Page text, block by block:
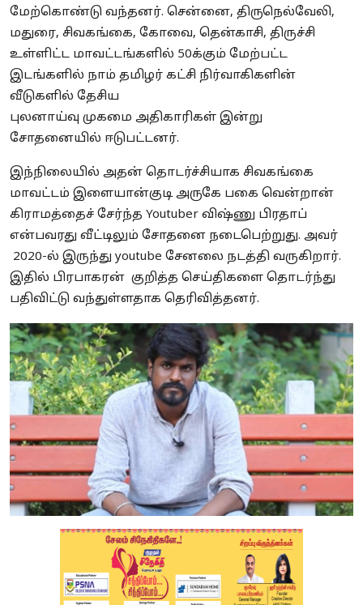
மேற்கொண்டு வந்தனர். சென்னை, திருநெல்வேலி,
மதுரை, சிவகங்கை, கோவை, தென்காசி, திருச்சி
உள்ளிட்ட மாவட்டங்களில் 50க்கும் மேற்பட்ட
இடங்களில் நாம் தமிழர் கட்சி நிர்வாகிகளின்
வீடுகளில் தேசிய
புலனாய்வு முகமை அதிகாரிகள் இன்று
சோதனையில் ஈடுபட்டனர்.
இந்நிலையில் அதன் தொடர்ச்சியாக சிவகங்கை
மாவட்டம் இளையான்குடி அருகே பகை வென்றான்
கிராமத்தைச் சேர்ந்த Youtuber விஷ்ணு பிரதாப்
என்பவரது வீட்டிலும் சோதனை நடைபெற்றுது. அவர்
2020-ல் இருந்து youtube சேனலை நடத்தி வருகிறார்.
இதில் பிரபாகரன் குறித்த செய்திகளை தொடர்ந்து
பதிவிட்டு வந்துள்ளதாக தெரிவித்தனர்.